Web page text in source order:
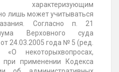
характеризующим
лишь может учитываться
Согласно п. 21
Верховного суда
24.03.2005 года № 5 (ред.
«О некоторыхвопросах,
применении Кодекса